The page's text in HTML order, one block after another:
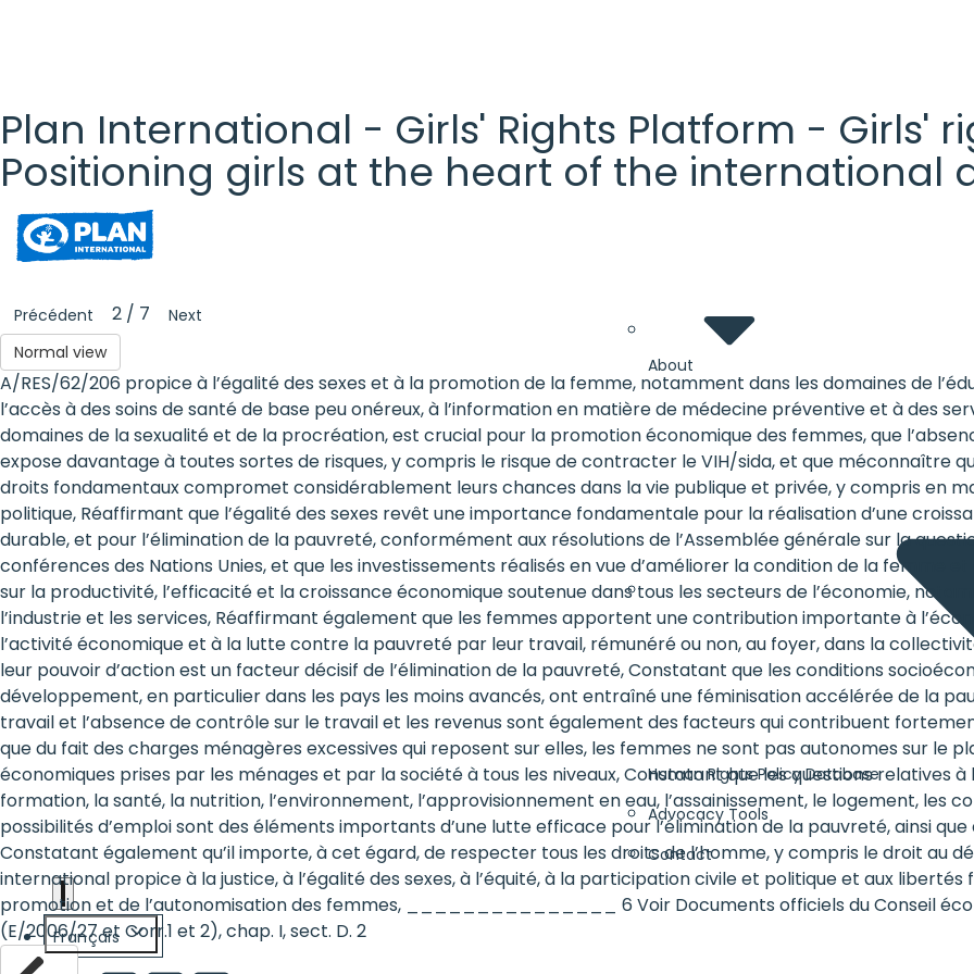
Plan International - Girls' Rights Platform - Girls'
Positioning girls at the heart of the international
Plan
International
- Girls'
Rights
Platform
- Girls'
rights
are
human
rights:
Positioning
girls at
the
heart of
the
international
agenda
About
Human Rights Policy Database
Advocacy Tools
Contact
Français
Précédent 2 / 7
Next
Normal view
A/RES/62/206 propice à l’égalité des sexes et à la promotion de la femme, notamment dans les domaines de
l’accès à des soins de santé de base peu onéreux, à l’information en matière de médecine préventive et à des
domaines de la sexualité et de la procréation, est crucial pour la promotion économique des femmes, que
expose davantage à toutes sortes de risques, y compris le risque de contracter le VIH/sida, et que méconnaître
droits fondamentaux compromet considérablement leurs chances dans la vie publique et privée, y compris en
politique, Réaffirmant que l’égalité des sexes revêt une importance fondamentale pour la réalisation d’une
durable, et pour l’élimination de la pauvreté, conformément aux résolutions de l’Assemblée générale sur la
conférences des Nations Unies, et que les investissements réalisés en vue d’améliorer la condition de la femme
sur la productivité, l’efficacité et la croissance économique soutenue dans tous les secteurs de l’économie,
l’industrie et les services, Réaffirmant également que les femmes apportent une contribution importante à
l’activité économique et à la lutte contre la pauvreté par leur travail, rémunéré ou non, au foyer, dans la
leur pouvoir d’action est un facteur décisif de l’élimination de la pauvreté, Constatant que les conditions
développement, en particulier dans les pays les moins avancés, ont entraîné une féminisation accélérée de la
travail et l’absence de contrôle sur le travail et les revenus sont également des facteurs qui contribuent
que du fait des charges ménagères excessives qui reposent sur elles, les femmes ne sont pas autonomes sur le
économiques prises par les ménages et par la société à tous les niveaux, Constatant que les questions relatives
formation, la santé, la nutrition, l’environnement, l’approvisionnement en eau, l’assainissement, le logement, les
possibilités d’emploi sont des éléments importants d’une lutte efficace pour l’élimination de la pauvreté, ainsi
Constatant également qu’il importe, à cet égard, de respecter tous les droits de l’homme, y compris le droit au
international propice à la justice, à l’égalité des sexes, à l’équité, à la participation civile et politique et aux
promotion et de l’autonomisation des femmes, _______________ 6 Voir Documents officiels du Conseil
(E/2006/27 et Corr.1 et 2), chap. I, sect. D. 2